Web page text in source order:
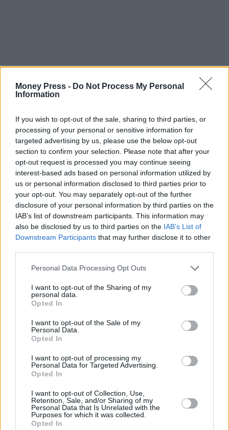
Money Press - Do Not Process My Personal
Information
If you wish to opt-out of the sale, sharing to third parties, or
processing of your personal or sensitive information for
targeted advertising by us, please use the below opt-out
section to confirm your selection. Please note that after your
opt-out request is processed you may continue seeing
interest-based ads based on personal information utilized by
us or personal information disclosed to third parties prior to
your opt-out. You may separately opt-out of the further
disclosure of your personal information by third parties on the
IAB’s list of downstream participants. This information may
also be disclosed by us to third parties on the IAB’s List of
Downstream Participants that may further disclose it to other
Personal Data Processing Opt Outs
I want to opt-out of the Sharing of my
personal data.
Opted In
I want to opt-out of the Sale of my
Personal Data.
Opted In
I want to opt-out of processing my
Personal Data for Targeted Advertising.
Opted In
I want to opt-out of Collection, Use,
Retention, Sale, and/or Sharing of my
Personal Data that Is Unrelated with the
Purposes for which it was collected.
Opted In